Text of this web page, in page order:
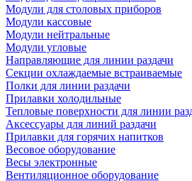
Модули для столовых приборов
Модули кассовые
Модули нейтральные
Модули угловые
Направляющие для линии раздачи
Секции охлаждаемые встраиваемые
Полки для линии раздачи
Прилавки холодильные
Тепловые поверхности для линии
Аксессуары для линий раздачи
Прилавки для горячих напитков
Весовое оборудование
Весы электронные
Вентиляционное оборудование